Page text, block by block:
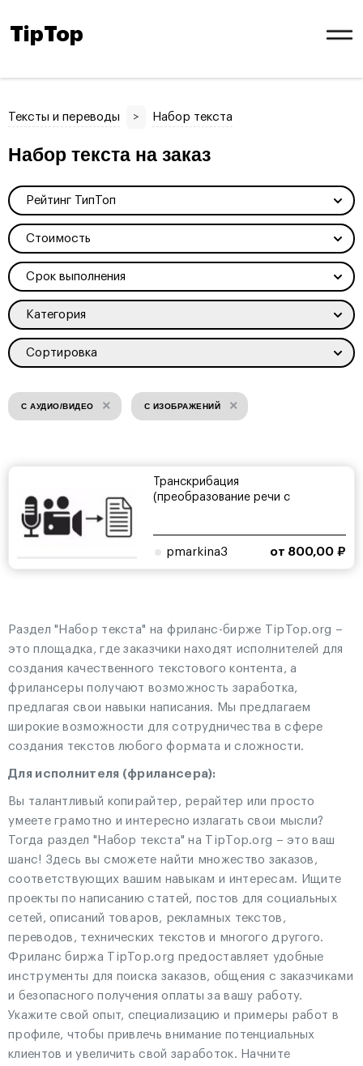
TipTop
Тексты и переводы > Набор текста
Набор текста на заказ
Рейтинг ТипТоп
Стоимость
Срок выполнения
Категория
Сортировка
С АУДИО/ВИДЕО × С ИЗОБРАЖЕНИЙ ×
Транскрибация
(преобразование речи с
pmarkina3 от 800,00 ₽
Раздел "Набор текста" на фриланс-бирже TipTop.org –
это площадка, где заказчики находят исполнителей для
создания качественного текстового контента, а
фрилансеры получают возможность заработка,
предлагая свои навыки написания. Мы предлагаем
широкие возможности для сотрудничества в сфере
создания текстов любого формата и сложности.
Для исполнителя (фрилансера):
Вы талантливый копирайтер, рерайтер или просто
умеете грамотно и интересно излагать свои мысли?
Тогда раздел "Набор текста" на TipTop.org – это ваш
шанс! Здесь вы сможете найти множество заказов,
соответствующих вашим навыкам и интересам. Ищите
проекты по написанию статей, постов для социальных
сетей, описаний товаров, рекламных текстов,
переводов, технических текстов и многого другого.
Фриланс биржа TipTop.org предоставляет удобные
инструменты для поиска заказов, общения с заказчиками
и безопасного получения оплаты за вашу работу.
Укажите свой опыт, специализацию и примеры работ в
профиле, чтобы привлечь внимание потенциальных
клиентов и увеличить свой заработок. Начните